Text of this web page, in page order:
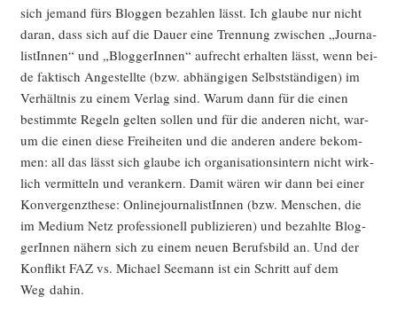
sich jemand fürs Blog­gen bezah­len lässt. Ich glau­be nur nicht
dar­an, dass sich auf die Dau­er eine Tren­nung zwi­schen „Jour­na­
lis­tIn­nen“ und „Blog­ge­rIn­nen“ auf­recht erhal­ten lässt, wenn bei­
de fak­tisch Ange­stell­te (bzw. abhän­gi­gen Selbst­stän­di­gen) im
Ver­hält­nis zu einem Ver­lag sind. War­um dann für die einen
bestimm­te Regeln gel­ten sol­len und für die ande­ren nicht, war­
um die einen die­se Frei­hei­ten und die ande­ren ande­re bekom­
men: all das lässt sich glau­be ich orga­ni­sa­ti­ons­in­tern nicht wirk­
lich ver­mit­teln und ver­an­kern. Damit wären wir dann bei einer
Kon­ver­genz­the­se: Online­jour­na­lis­tIn­nen (bzw. Men­schen, die
im Medi­um Netz pro­fes­sio­nell publi­zie­ren) und bezahl­te Blog­
ge­rIn­nen nähern sich zu einem neu­en Berufs­bild an. Und der
Kon­flikt FAZ vs. Micha­el See­mann ist ein Schritt auf dem
Weg dahin.